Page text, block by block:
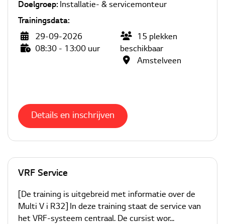
Doelgroep: Installatie- & servicemonteur
Trainingsdata:
29-09-2026
08:30 - 13:00 uur
15 plekken
beschikbaar
Amstelveen
Details en inschrijven
VRF Service
[De training is uitgebreid met informatie over de
Multi V i R32] In deze training staat de service van
het VRF-systeem centraal. De cursist wor...